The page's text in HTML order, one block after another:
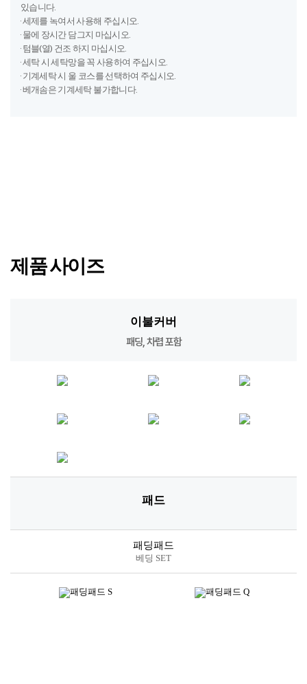
있습니다.
· 세제를 녹여서 사용해 주십시오.
· 물에 장시간 담그지 마십시오.
· 텀블(열) 건조 하지 마십시오.
· 세탁 시 세탁망을 꼭 사용하여 주십시오.
· 기계세탁 시 울 코스를 선택하여 주십시오.
· 베개솜은 기계세탁 불가합니다.
제품 사이즈
이불커버
패딩, 차렵 포함
패드
패딩패드
베딩 SET